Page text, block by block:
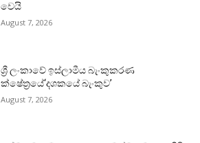
වෙයි
August 7, 2026
ශ්‍රී ලංකාවේ ඉස්ලාමීය බැංකුකරණ
ක්ෂේත්‍රයේ‘දශකයේ බැංකුව’
August 7, 2026